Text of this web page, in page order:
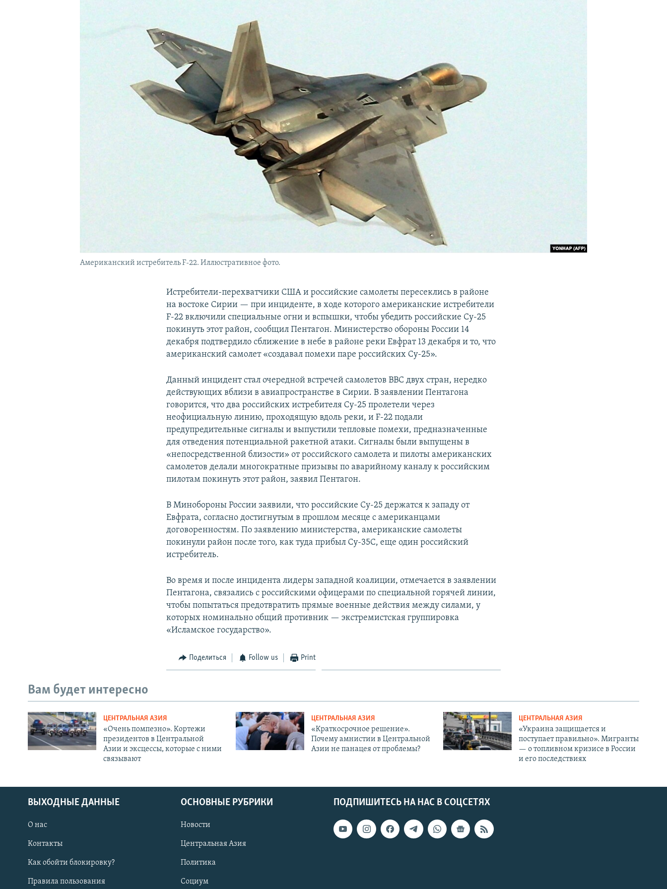
Американский истребитель F-22. Иллюстративное фото.
Истребители-перехватчики США и российские самолеты пересеклись в районе
на востоке Сирии — при инциденте, в ходе которого американские истребители
F-22 включили специальные огни и вспышки, чтобы убедить российские Су-25
покинуть этот район, сообщил Пентагон. Министерство обороны России 14
декабря подтвердило сближение в небе в районе реки Евфрат 13 декабря и то, что
американский самолет «создавал помехи паре российских Су-25».
Данный инцидент стал очередной встречей самолетов ВВС двух стран, нередко
действующих вблизи в авиапространстве в Сирии. В заявлении Пентагона
говорится, что два российских истребителя Су-25 пролетели через
неофициальную линию, проходящую вдоль реки, и F-22 подали
предупредительные сигналы и выпустили тепловые помехи, предназначенные
для отведения потенциальной ракетной атаки. Сигналы были выпущены в
«непосредственной близости» от российского самолета и пилоты американских
самолетов делали многократные призывы по аварийному каналу к российским
пилотам покинуть этот район, заявил Пентагон.
В Минобороны России заявили, что российские Су-25 держатся к западу от
Евфрата, согласно достигнутым в прошлом месяце с американцами
договоренностям. По заявлению министерства, американские самолеты
покинули район после того, как туда прибыл Су-35С, еще один российский
истребитель.
Во время и после инцидента лидеры западной коалиции, отмечается в заявлении
Пентагона, связались с российскими офицерами по специальной горячей линии,
чтобы попытаться предотвратить прямые военные действия между силами, у
которых номинально общий противник — экстремистская группировка
«Исламское государство».
Поделиться Follow us Print
Вам будет интересно
ЦЕНТРАЛЬНАЯ АЗИЯ
«Очень помпезно». Кортежи
президентов в Центральной
Азии и эксцессы, которые с ними
связывают
ЦЕНТРАЛЬНАЯ АЗИЯ
«Краткосрочное решение».
Почему амнистии в Центральной
Азии не панацея от проблемы?
ЦЕНТРАЛЬНАЯ АЗИЯ
«Украина защищается и
поступает правильно». Мигранты
— о топливном кризисе в России
и его последствиях
ПОДПИШИТЕСЬ НА НАС В СОЦСЕТЯХ
ВЫХОДНЫЕ ДАННЫЕ
О нас
Контакты
Как обойти блокировку?
Правила пользования
ОСНОВНЫЕ РУБРИКИ
Новости
Центральная Азия
Политика
Социум